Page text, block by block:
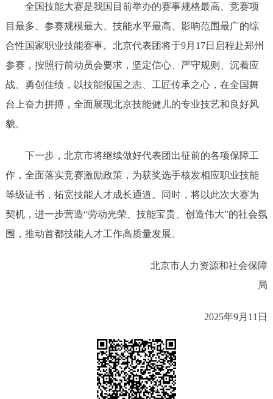
全国技能大赛是我国目前举办的赛事规格最高、竞赛项
目最多、参赛规模最大、技能水平最高、影响范围最广的综
合性国家职业技能赛事。北京代表团将于9月17日启程赴郑州
参赛，按照行前动员会要求，坚定信心、严守规则、沉着应
战、勇创佳绩，以技能报国之志、工匠传承之心，在全国舞
台上奋力拼搏，全面展现北京技能健儿的专业技艺和良好风
貌。
下一步，北京市将继续做好代表团出征前的各项保障工
作，全面落实竞赛激励政策，为获奖选手核发相应职业技能
等级证书，拓宽技能人才成长通道。同时，将以此次大赛为
契机，进一步营造“劳动光荣、技能宝贵、创造伟大”的社会氛
围，推动首都技能人才工作高质量发展。
北京市人力资源和社会保障
局
2025年9月11日